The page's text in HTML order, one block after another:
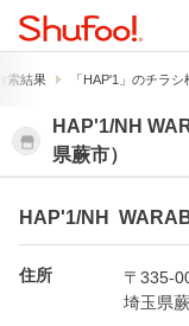
索結果 「HAP'1」のチラ
HAP'1/NH
県蕨市）
HAP'1/NH
住所
〒335-
埼玉県